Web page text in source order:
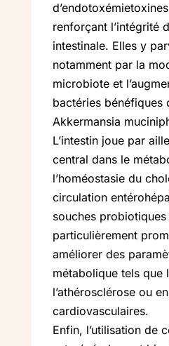
renforçant l’intégrité
intestinale. Elles y
notamment par la
microbiote et
bactéries bénéfiques
Akkermansia
L’intestin joue par
central dans le
l’homéostasie du
circulation
souches
particulièrement
améliorer des
métabolique tels que
l’athérosclérose ou
cardiovasculaires.
Enfin, l’utilisation de